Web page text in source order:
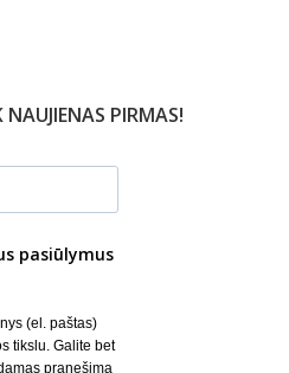
PIRMAS!
pasiūlymus
(el. paštas)
tikslu. Galite bet
pranešimą